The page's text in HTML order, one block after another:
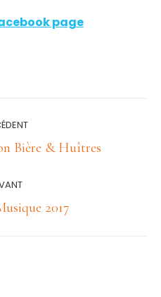
page
Article
:
Bière & Huîtres
Article2017